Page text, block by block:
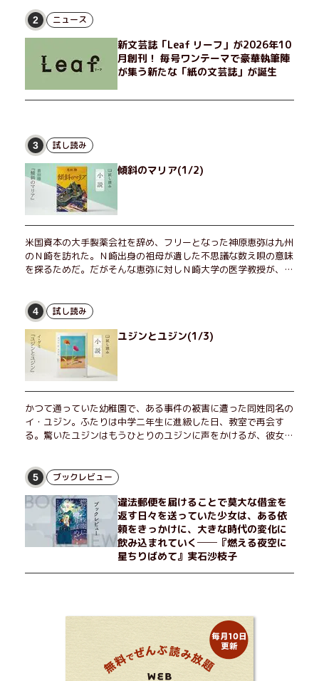
げたり、部屋でふたりだけの「台湾映画祭」を催したり。50代
独身、幼なじみの変わらぬ友情とささやかな幸せの日々を描く。
2 ニュース
新文芸誌「Leaf リーフ」が2026年10
月創刊！ 毎号ワンテーマで豪華執筆陣
が集う新たな「紙の文芸誌」が誕生
3 試し読み
傾斜のマリア(1/2)
米国資本の大手製薬会社を辞め、フリーとなった神原恵弥は九州
のＮ崎を訪れた。Ｎ崎出身の祖母が遺した不思議な数え唄の意味
を探るためだ。だがそんな恵弥に対しＮ崎大学の医学教授が、米
恵弥は、まるで影のような存在の博士とまみえることはできるの
か？ そして、唄の歌詞「かたむくマリア」に込められた秘密と
は？ 謎めいたラストが鮮烈な余韻を残すシリーズ第四作！
4 試し読み
ユジンとユジン(1/3)
かつて通っていた幼稚園で、ある事件の被害に遭った同姓同名の
イ・ユジン。ふたりは中学二年生に進級した日、教室で再会す
る。驚いたユジンはもうひとりのユジンに声をかけるが、彼女は
トセラー小説の邦訳版。
5 ブックレビュー
違法郵便を届けることで莫大な借金を
返す日々を送っていた少女は、ある依
頼をきっかけに、大きな時代の変化に
飲み込まれていく──『燃える夜空に
星ちりばめて』実石沙枝子